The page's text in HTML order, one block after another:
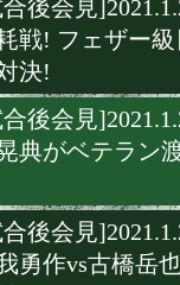
た!
[試合後会見
46秒で決着!
[試合後談話
いつでも戦